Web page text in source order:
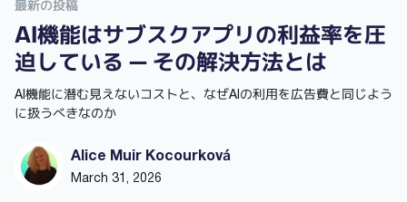
最新の投稿
AI機能はサブスクアプリの利益率を圧
迫している — その解決方法とは
AI機能に潜む見えないコストと、なぜAIの利用を広告費と同じよう
に扱うべきなのか
Alice Muir Kocourková
March 31, 2026